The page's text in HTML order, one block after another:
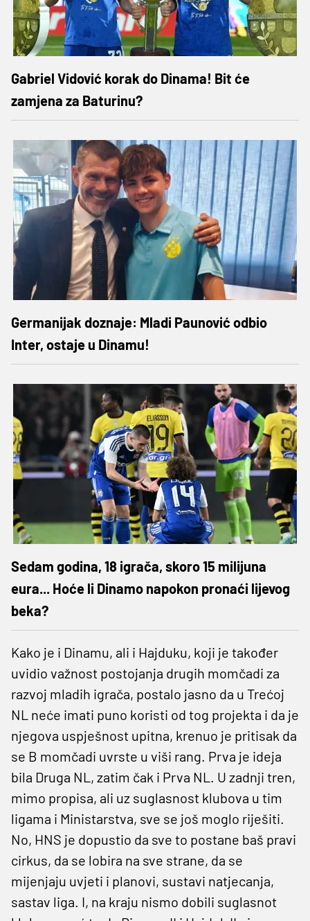
Gabriel Vidović korak do Dinama! Bit će
zamjena za Baturinu?
Germanijak doznaje: Mladi Paunović odbio
Inter, ostaje u Dinamu!
Sedam godina, 18 igrača, skoro 15 milijuna
eura... Hoće li Dinamo napokon pronaći lijevog
beka?
Kako je i Dinamu, ali i Hajduku, koji je također
uvidio važnost postojanja drugih momčadi za
razvoj mladih igrača, postalo jasno da u Trećoj
NL neće imati puno koristi od tog projekta i da je
njegova uspješnost upitna, krenuo je pritisak da
se B momčadi uvrste u viši rang. Prva je ideja
bila Druga NL, zatim čak i Prva NL. U zadnji tren,
mimo propisa, ali uz suglasnost klubova u tim
ligama i Ministarstva, sve se još moglo riješiti.
No, HNS je dopustio da sve to postane baš pravi
cirkus, da se lobira na sve strane, da se
mijenjaju uvjeti i planovi, sustavi natjecanja,
sastav liga. I, na kraju nismo dobili suglasnot